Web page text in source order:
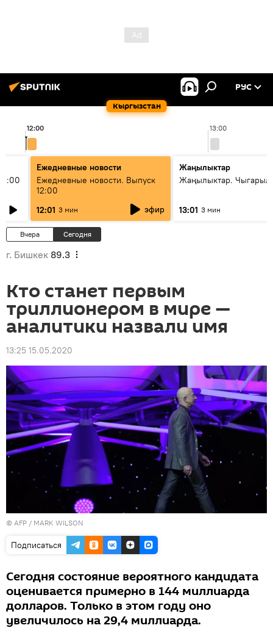
Кыргызстан
РУС
13:00
12:00
Ежедневные новости
Ежедневные новости. Выпуск
12:00
12:01 3 мин эфир
Жаңылыктар
Жаңылыктар.
13:01 3 мин
Вчера Сегодня
г. Бишкек 89.3
Кто станет первым
триллионером в мире —
аналитики назвали имя
13:25 15.05.2020
© AFP / MARK WILSON
Подписаться
Сегодня состояние вероятного кандидата
оценивается примерно в 144 миллиарда
долларов. Только в этом году оно
увеличилось на 29,4 миллиарда.